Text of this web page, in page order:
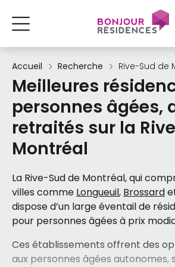
Accueil Recherche Rive-Sud de
Meilleures
personnes âgées,
retraités sur la
Montréal
La Rive-Sud de Montréal, qui
villes comme Longueuil, Brossard
dispose d’un large éventail de
pour personnes âgées à prix
Ces établissements offrent des
aux personnes âgées